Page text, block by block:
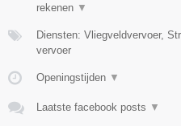
rekenen ▼
Diensten: Vliegveldvervoer,
vervoer
Openingstijden ▼
Laatste facebook posts ▼